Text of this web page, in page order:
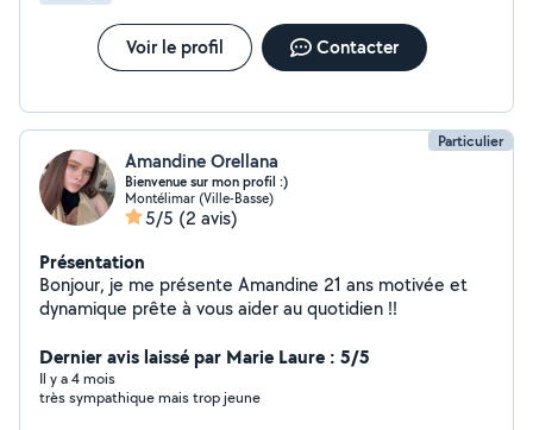
Voir le profil Contacter
Particulier
Amandine Orellana
Bienvenue sur mon profil :)
Montélimar (Ville-Basse)
5/5 (2 avis)
Présentation
Bonjour, je me présente Amandine 21 ans motivée et
dynamique prête à vous aider au quotidien !!
Dernier avis laissé par Marie Laure : 5/5
Il y a 4 mois
très sympathique mais trop jeune